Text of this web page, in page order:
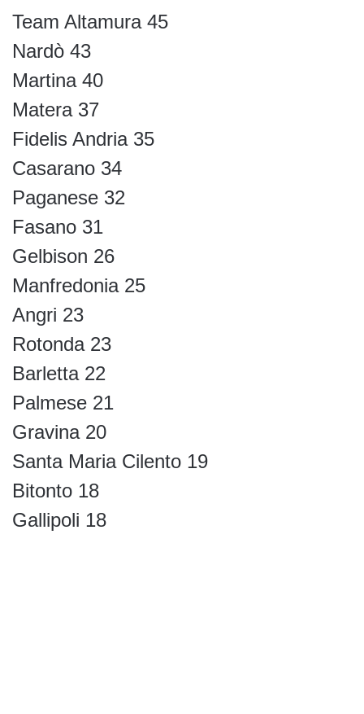
Team Altamura 45
Nardò 43
Martina 40
Matera 37
Fidelis Andria 35
Casarano 34
Paganese 32
Fasano 31
Gelbison 26
Manfredonia 25
Angri 23
Rotonda 23
Barletta 22
Palmese 21
Gravina 20
Santa Maria Cilento 19
Bitonto 18
Gallipoli 18